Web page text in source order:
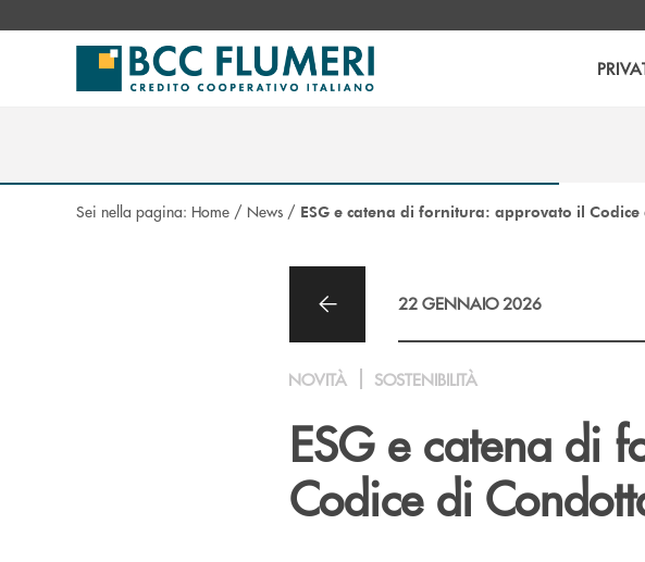
Sei nella pagina: Home / News / ESG e catena di fornitura: approvato il
22 GENNAIO 2026
NOVITÀ SOSTENIBILITÀ
ESG e catena di
Codice di